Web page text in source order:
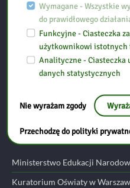
Mazowieckiej
ul. Rubinkowskiego 15
07-300 Ostrów Mazowiecka
email:ostrow@bp.ostroleka.pl
Przydatne linki
Ministerstwo Edukacji
Kuratorium Oświaty w
Wymagane - Wszystkie
do prawidłowego
Funkcyjne - Ciasteczka
użytkownikowi
Analityczne - Ciasteczka
danych statystycznych
Nie wyrażam zgody
Przechodzę do polityki